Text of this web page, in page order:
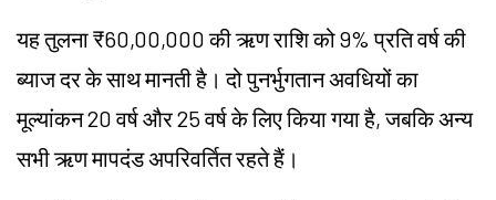
यह तुलना ₹60,00,000 की ऋण राशि को 9% प्रति वर्ष की
ब्याज दर के साथ मानती है। दो पुनर्भुगतान अवधियों का
मूल्यांकन 20 वर्ष और 25 वर्ष के लिए किया गया है, जबकि अन्य
सभी ऋण मापदंड अपरिवर्तित रहते हैं।